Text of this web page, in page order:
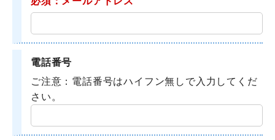
電話番号
ご注意：電話番号はハイフン無しで入力してくだ
さい。